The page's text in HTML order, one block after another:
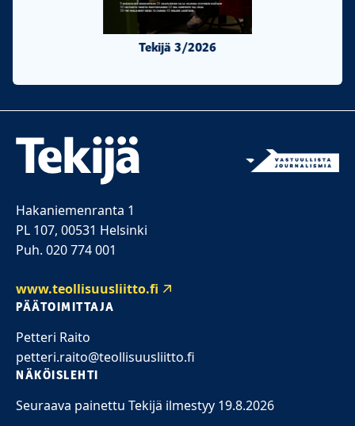
Tekijä 3/2026
Hakaniemenranta 1
PL 107, 00531 Helsinki
Puh. 020 774 001
www.teollisuusliitto.fi
PÄÄTOIMITTAJA
Petteri Raito
petteri.raito@teollisuusliitto.fi
NÄKÖISLEHTI
Seuraava painettu Tekijä ilmestyy 19.8.2026